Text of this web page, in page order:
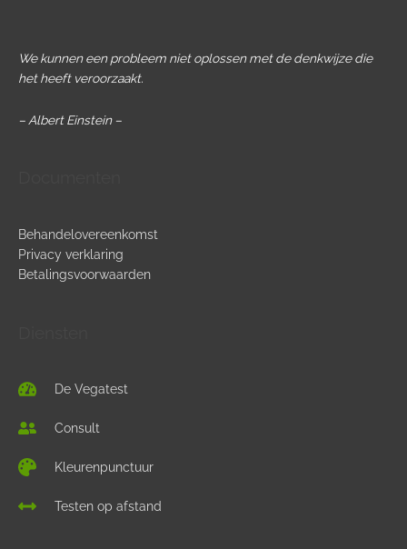
We kunnen een probleem niet oplossen met de denkwijze die
het heeft veroorzaakt.
– Albert Einstein –
Behandelovereenkomst
Privacy verklaring
Betalingsvoorwaarden
De Vegatest
Consult
Kleurenpunctuur
Testen op afstand